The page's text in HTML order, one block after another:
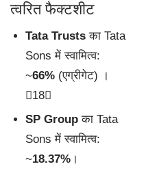
त्वरित फैक्टशीट
Tata Trusts का Tata
Sons में स्वामित्व:
~66% (एग्रीगेट) ।
18
SP Group का Tata
Sons में स्वामित्व:
~18.37% ।